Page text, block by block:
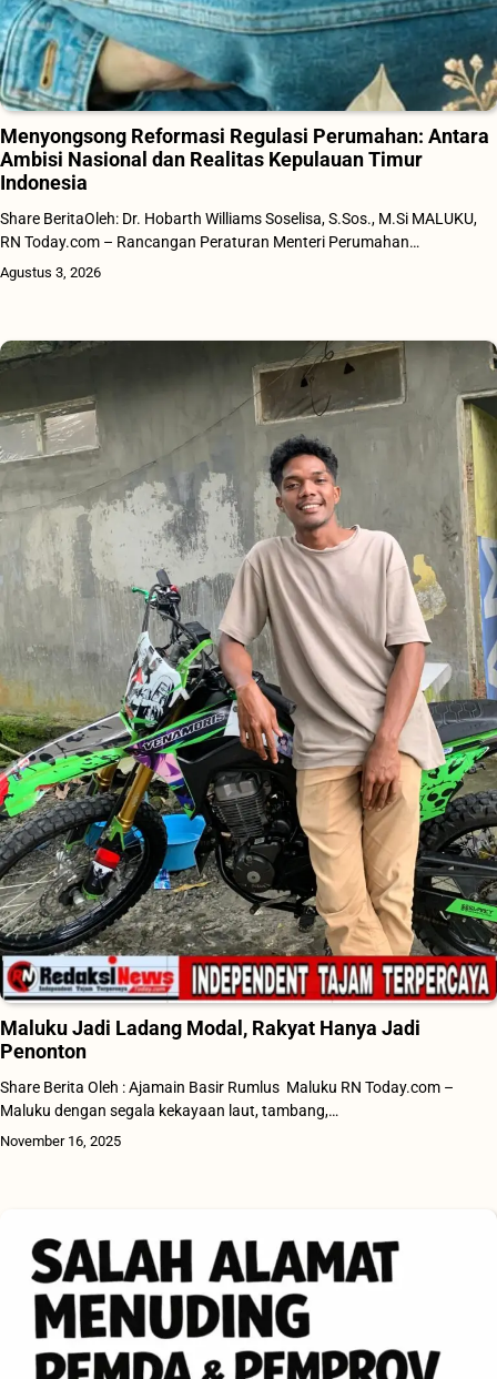
Menyongsong Reformasi Regulasi Perumahan: Antara
Ambisi Nasional dan Realitas Kepulauan Timur
Indonesia
Share BeritaOleh: Dr. Hobarth Williams Soselisa, S.Sos., M.Si MALUKU,
RN Today.com – Rancangan Peraturan Menteri Perumahan…
Agustus 3, 2026
Maluku Jadi Ladang Modal, Rakyat Hanya Jadi
Penonton
Share Berita Oleh : Ajamain Basir Rumlus Maluku RN Today.com –
Maluku dengan segala kekayaan laut, tambang,…
November 16, 2025